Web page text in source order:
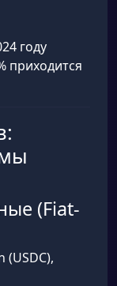
году
приходится
(Fiat-
(USDC),